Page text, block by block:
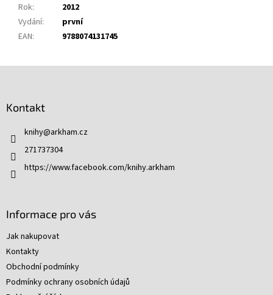
Rok:
2012
Vydání:
první
EAN: 9788074131745
Kontakt
knihy@arkham.cz
271737304
https://www.facebook.com/knihy.arkham
Informace pro vás
Jak nakupovat
Kontakty
Obchodní podmínky
Podmínky ochrany osobních údajů